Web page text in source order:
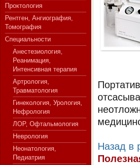
СЕРВЕР МЕДИЦИНСКОГО
Проктология
Рентген, Ангиография,
Томография
Специальности
Анестезиология,
Реанимация,
Интенсивная терапия
Артрология,
Травматология
Гинекология, Урология,
Нефрология
ЛОР, Офтальмология
Неврология
Неонатология,
Педиатрия
Назад в